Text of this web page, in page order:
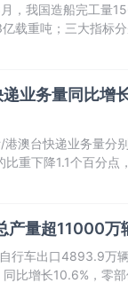
，我国造船完工量
载重吨；三大指标
业务量同比增
澳台快递业务量分
重下降1.1个百分
分点。
产量超11000万
行车出口4893.9万
比增长10.6%，零部